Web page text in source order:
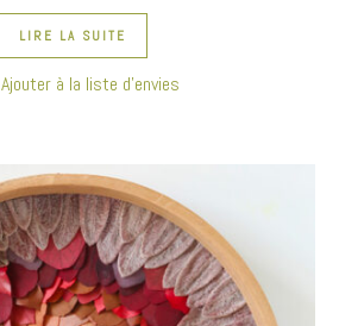
LIRE LA SUITE
Ajouter à la liste d’envies